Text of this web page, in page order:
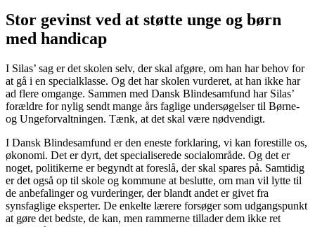
Stor gevinst ved at støtte unge og børn
med handicap
I Silas’ sag er det skolen selv, der skal afgøre, om han har behov for
at gå i en specialklasse. Og det har skolen vurderet, at han ikke har
ad flere omgange. Sammen med Dansk Blindesamfund har Silas’
forældre for nylig sendt mange års faglige undersøgelser til Børne-
og Ungeforvaltningen. Tænk, at det skal være nødvendigt.
I Dansk Blindesamfund er den eneste forklaring, vi kan forestille os,
økonomi. Det er dyrt, det specialiserede socialområde. Og det er
noget, politikerne er begyndt at foreslå, der skal spares på. Samtidig
er det også op til skole og kommune at beslutte, om man vil lytte til
de anbefalinger og vurderinger, der blandt andet er givet fra
synsfaglige eksperter. De enkelte lærere forsøger som udgangspunkt
at gøre det bedste, de kan, men rammerne tillader dem ikke ret